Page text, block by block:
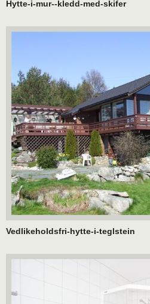
Hytte-i-mur--kledd-med-skifer
Vedlikeholdsfri-hytte-i-teglstein